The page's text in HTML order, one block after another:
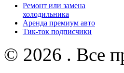
Ремонт или замена
холодильника
Аренда премиум авто
Тик-ток подписчики
© 2026 . Все